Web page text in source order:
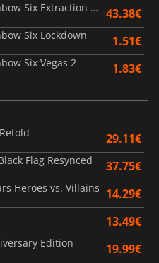
Tom Clancy's Rainbow Six Extraction United Bundle 43.38€
Six Lockdown 1.51€
Six Vegas 2 1.83€
29.11€
Flag Resynced 37.75€
Heroes vs. Villains 14.29€
13.49€
Edition 19.99€